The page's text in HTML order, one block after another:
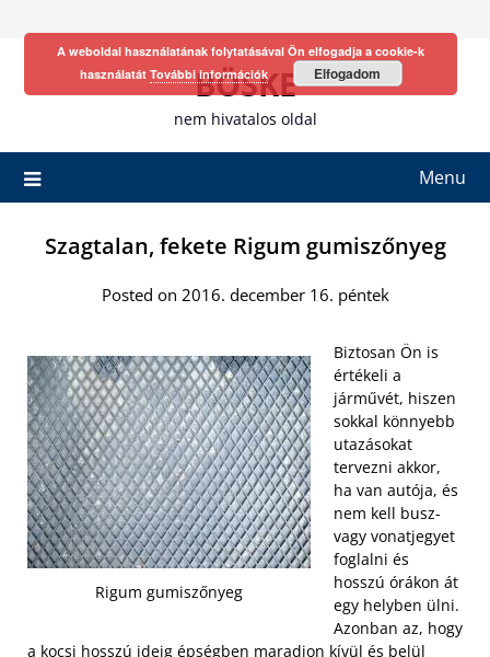
BÖSKE
nem hivatalos oldal
Menu
Szagtalan, fekete Rigum gumiszőnyeg
Posted on 2016. december 16. péntek
Rigum gumiszőnyeg
Biztosan Ön is
értékeli a
járművét, hiszen
sokkal könnyebb
utazásokat
tervezni akkor,
ha van autója, és
nem kell busz-
vagy vonatjegyet
foglalni és
hosszú órákon át
egy helyben ülni.
Azonban az, hogy
a kocsi hosszú ideig épségben maradjon kívül és belül
A weboldal használatának folytatásával Ön elfogadja a cookie-k
használatát További információk Elfogadom